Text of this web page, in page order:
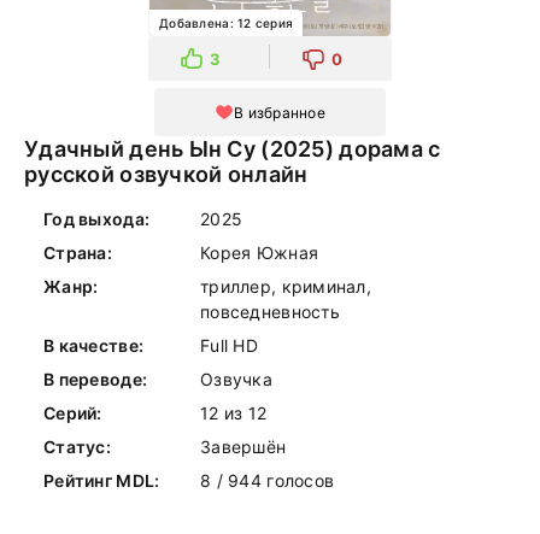
Добавлена: 12 серия
3 0
В избранное
Удачный день Ын Су (2025) дорама с
русской озвучкой онлайн
Год выхода:
2025
Страна:
Корея Южная
Жанр:
триллер, криминал,
повседневность
В качестве:
Full HD
В переводе:
Озвучка
Серий:
12 из 12
Статус:
Завершён
Рейтинг MDL:
8 / 944 голосов